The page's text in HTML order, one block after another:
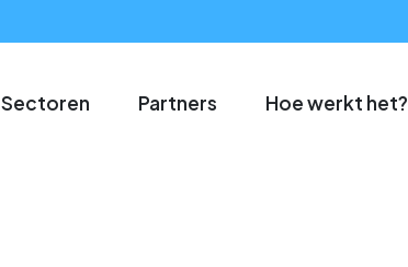
Sectoren Partners Hoe werkt het?